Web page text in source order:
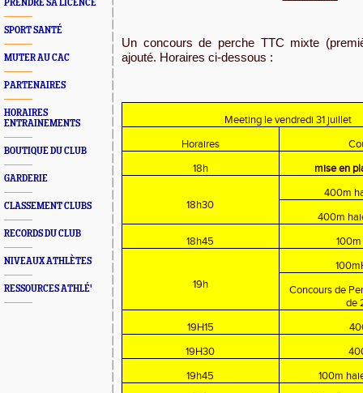
PRENDRE SA LICENCE
SPORT SANTÉ
MUTER AU CAC
PARTENAIRES
HORAIRES
ENTRAINEMENTS
BOUTIQUE DU CLUB
GARDERIE
CLASSEMENT CLUBS
RECORDS DU CLUB
NIVEAUX ATHLÈTES
RESSOURCES ATHLÉ'
Un concours de perche TTC mixte
ajouté. Horaires ci-dessous :
Meeting le vendredi 31 juillet
Horaires
18h
mise en
18h30
400m
400m
18h45
19h
Concours de
de
19H15
19H30
19h45
100m